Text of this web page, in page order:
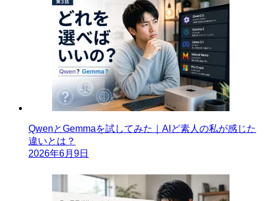
QwenとGemmaを試してみた｜AIど素人の私が感じた
違いとは？
2026年6月9日